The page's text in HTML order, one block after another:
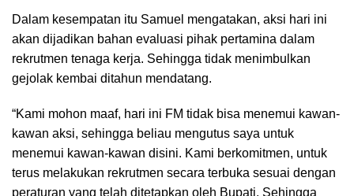
Dalam kesempatan itu Samuel mengatakan, aksi hari ini
akan dijadikan bahan evaluasi pihak pertamina dalam
rekrutmen tenaga kerja. Sehingga tidak menimbulkan
gejolak kembai ditahun mendatang.
“Kami mohon maaf, hari ini FM tidak bisa menemui kawan-
kawan aksi, sehingga beliau mengutus saya untuk
menemui kawan-kawan disini. Kami berkomitmen, untuk
terus melakukan rekrutmen secara terbuka sesuai dengan
peraturan yang telah ditetapkan oleh Bupati. Sehingga